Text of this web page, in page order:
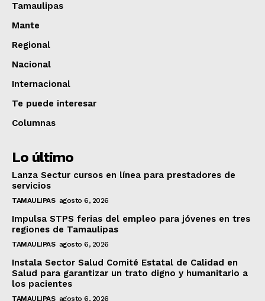
Tamaulipas
Mante
Regional
Nacional
Internacional
Te puede interesar
Columnas
Lo último
Lanza Sectur cursos en línea para prestadores de
servicios
TAMAULIPAS agosto 6, 2026
Impulsa STPS ferias del empleo para jóvenes en tres
regiones de Tamaulipas
TAMAULIPAS agosto 6, 2026
Instala Sector Salud Comité Estatal de Calidad en
Salud para garantizar un trato digno y humanitario a
los pacientes
TAMAULIPAS agosto 6, 2026